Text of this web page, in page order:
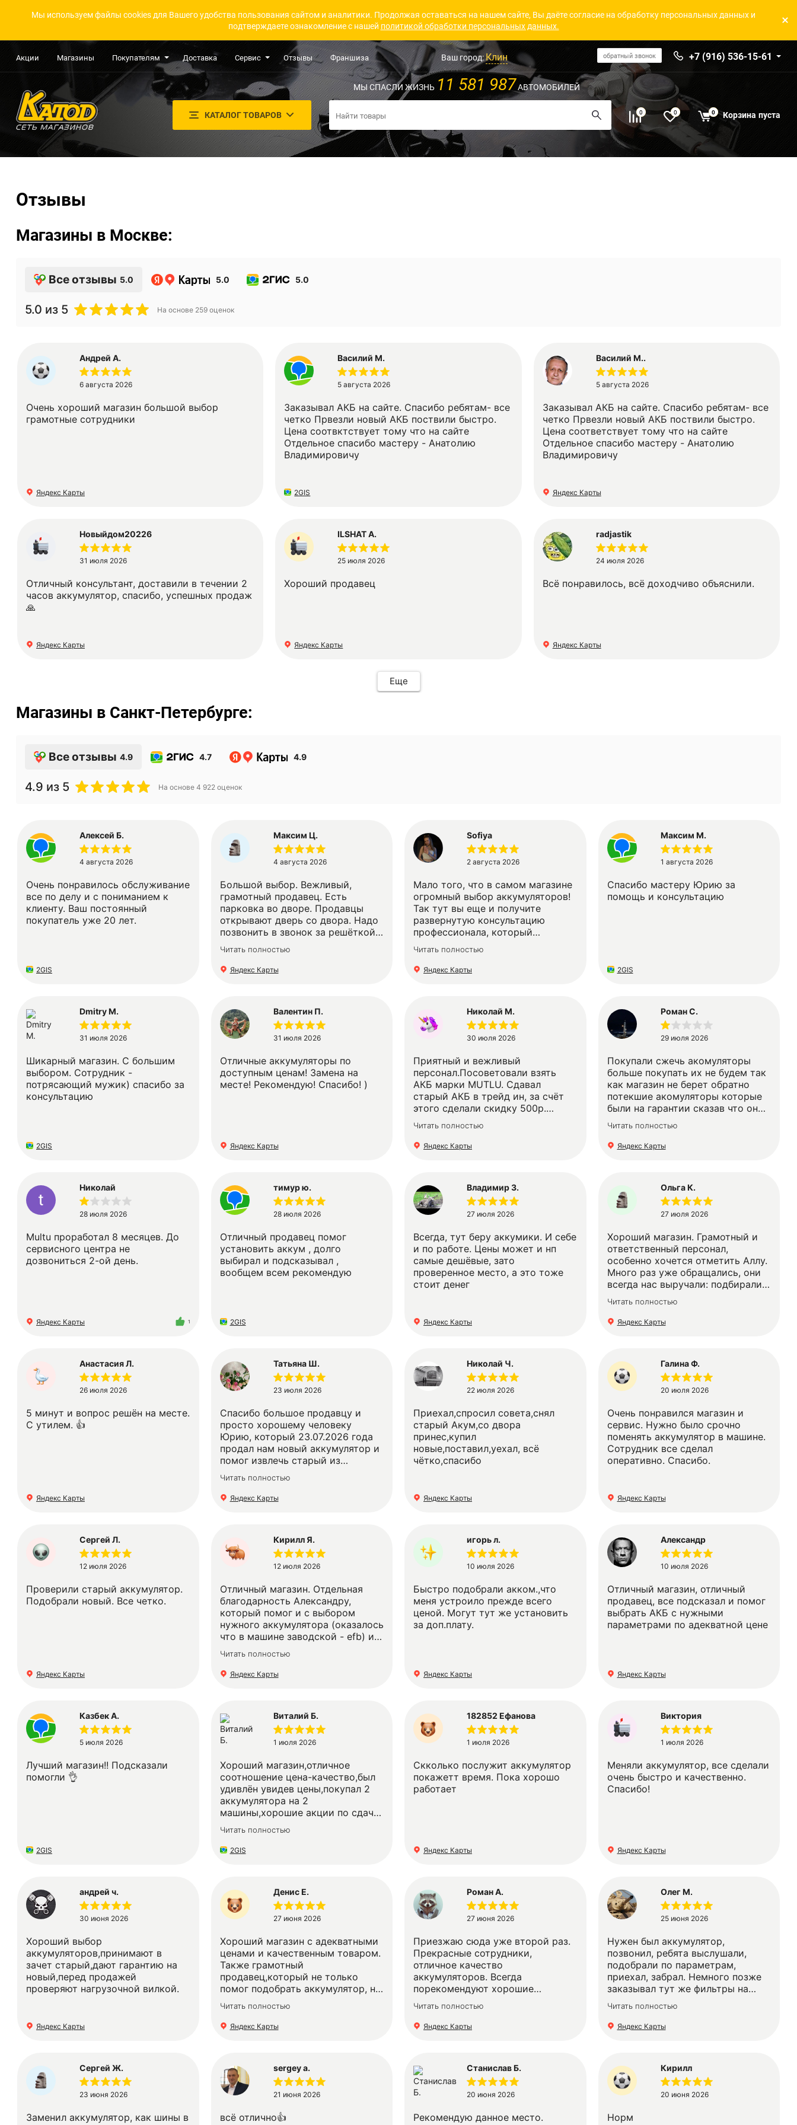
Мы используем файлы cookies для Вашего удобства пользования сайтом и аналитики. Продолжая оставаться на нашем сайте, Вы даёте согласие на обработку персональных данных и
подтверждаете ознакомление с нашей политикой обработки персональных данных.
Акции Магазины Покупателям Доставка Сервис Отзывы Франшиза Ваш город:Клин обратный звонок +7 (916) 536-15-61
КАТАЛОГ ТОВАРОВ
МЫ СПАСЛИ ЖИЗНЬ 11 581 987АВТОМОБИЛЕЙ
0 0 0 Корзина пуста
Отзывы
Магазины в Москве:
Все отзывы 5.0 5.0 5.0
5.0 из 5 На основе 259 оценок
Андрей А.
6 августа 2026
Очень хороший магазин большой выбор
грамотные сотрудники
Яндекс Карты
Василий М.
5 августа 2026
Заказывал АКБ на сайте. Спасибо ребятам- все
четко Првезли новый АКБ поствили быстро.
Цена соотвктствует тому что на сайте
Отдельное спасибо мастеру - Анатолию
Владимировичу
2GIS
Василий М..
5 августа 2026
Заказывал АКБ на сайте. Спасибо ребятам- все
четко Првезли новый АКБ поствили быстро.
Цена соответствует тому что на сайте
Отдельное спасибо мастеру - Анатолию
Владимировичу
Яндекс Карты
Новыйдом20226
31 июля 2026
Отличный консультант, доставили в течении 2
часов аккумулятор, спасибо, успешных продаж
🙏
Яндекс Карты
ILSHAT A.
25 июля 2026
Хороший продавец
Яндекс Карты
radjastik
24 июля 2026
Всё понравилось, всё доходчиво объяснили.
Яндекс Карты
Еще
Магазины в Санкт-Петербурге:
Все отзывы 4.9 4.7 4.9
4.9 из 5 На основе 4 922 оценок
Алексей Б.
4 августа 2026
Очень понравилось обслуживание
все по делу и с пониманием к
клиенту. Ваш постоянный
покупатель уже 20 лет.
2GIS
Максим Ц.
4 августа 2026
Большой выбор. Вежливый,
грамотный продавец. Есть
парковка во дворе. Продавцы
открывают дверь со двора. Надо
позвонить в звонок за решёткой.
СПАСИБО....
Читать полностью
Яндекс Карты
Sofiya
2 августа 2026
Мало того, что в самом магазине
огромный выбор аккумуляторов!
Так тут вы еще и получите
развернутую консультацию
профессионала, который
разбирается в своём товаре и в
том, для чего именно вам
пригодится тот или иной
профессионализм!!! Уважаемые
собственники сети, в вашем
магазине на Стачек, лучшее лицо
рекомендую эту сеть и именно
Юрия Шапкина!!!
Читать полностью
Яндекс Карты
Максим М.
1 августа 2026
Спасибо мастеру Юрию за
помощь и консультацию
2GIS
Dmitry M.
31 июля 2026
Шикарный магазин. С большим
выбором. Сотрудник -
потрясающий мужик) спасибо за
консультацию
2GIS
Валентин П.
31 июля 2026
Отличные аккумуляторы по
доступным ценам! Замена на
месте! Рекомендую! Спасибо! )
Яндекс Карты
Николай М.
30 июля 2026
Приятный и вежливый
персонал.Посоветовали взять
АКБ марки MUTLU. Сдавал
старый АКБ в трейд ин, за счёт
этого сделали скидку 500р.
Бесплатно поменяли старый АКБ
на новый под капотом авто. Дали
гарантию 2 года и бесплатные
Читать полностью
Яндекс Карты
Роман С.
29 июля 2026
Покупали сжечь акомуляторы
больше покупать их не будем так
как магазин не берет обратно
потекшие акомуляторы которые
были на гарантии сказав что они
не дорогие … смешно да и толку
…
Читать полностью
Яндекс Карты
Николай
28 июля 2026
Multu проработал 8 месяцев. До
сервисного центра не
дозвониться 2-ой день.
Яндекс Карты 1
тимур ю.
28 июля 2026
Отличный продавец помог
установить аккум , долго
выбирал и подсказывал ,
вообщем всем рекомендую
2GIS
Владимир З.
27 июля 2026
Всегда, тут беру аккумики. И себе
и по работе. Цены может и нп
самые дешёвые, зато
проверенное место, а это тоже
стоит денег
Яндекс Карты
Ольга К.
27 июля 2026
Хороший магазин. Грамотный и
ответственный персонал,
особенно хочется отметить Аллу.
Много раз уже обращались, они
всегда нас выручали: подбирали
качественный и подходящий по
всем параметрам АКБ
Читать полностью
Яндекс Карты
Анастасия Л.
26 июля 2026
5 минут и вопрос решён на месте.
С утилем. 👍
Яндекс Карты
Татьяна Ш.
23 июля 2026
Спасибо большое продавцу и
просто хорошему человеку
Юрию, который 23.07.2026 года
продал нам новый аккумулятор и
помог извлечь старый из
машины. Человек с высокой
экспертизой и лучшими
человеческими качествами!
Читать полностью
Яндекс Карты
Николай Ч.
22 июля 2026
Приехал,спросил совета,снял
старый Акум,со двора
принес,купил
новые,поставил,уехал, всё
чётко,спасибо
Яндекс Карты
Галина Ф.
20 июля 2026
Очень понравился магазин и
сервис. Нужно было срочно
поменять аккумулятор в машине.
Сотрудник все сделал
оперативно. Спасибо.
Яндекс Карты
Сергей Л.
12 июля 2026
Проверили старый аккумулятор.
Подобрали новый. Все четко.
Яндекс Карты
Кирилл Я.
12 июля 2026
Отличный магазин. Отдельная
благодарность Александру,
который помог и с выбором
нужного аккумулятора (оказалось
что в машине заводской - efb) и
что немаловажно, с установкой.
Так что теперь если нужен будет
аккумулятор, то только сюда.
Читать полностью
Яндекс Карты
игорь л.
10 июля 2026
Быстро подобрали акком.,что
меня устроило прежде всего
ценой. Могут тут же установить
за доп.плату.
Яндекс Карты
Александр
10 июля 2026
Отличный магазин, отличный
продавец, все подсказал и помог
выбрать АКБ с нужными
параметрами по адекватной цене
Яндекс Карты
Казбек А.
5 июля 2026
Лучший магазин!! Подсказали
помогли 👌
2GIS
Виталий Б.
1 июля 2026
Хороший магазин,отличное
соотношение цена-качество,был
удивлён увидев цены,покупал 2
аккумулятора на 2
машины,хорошие акции по сдаче
старых
аккумуляторов,аккумуляторы
брал с запасом мощности ,вышло
Читать полностью
2GIS
182852 Ефанова
1 июля 2026
Скколько послужит аккумулятор
покажетт время. Пока хорошо
работает
Яндекс Карты
Виктория
1 июля 2026
Меняли аккумулятор, все сделали
очень быстро и качественно.
Спасибо!
Яндекс Карты
андрей ч.
30 июня 2026
Хороший выбор
аккумуляторов,принимают в
зачет старый,дают гарантию на
новый,перед продажей
проверяют нагрузочной вилкой.
Яндекс Карты
Денис Е.
27 июня 2026
Хороший магазин с адекватными
ценами и качественным товаром.
Также грамотный
продавец,который не только
помог подобрать аккумулятор, но
и бесплатно снял старый (старые
могут взять в зачет) и поставил
новый!!! Огромное вам спасибо!!!
Читать полностью
Яндекс Карты
Роман А.
27 июня 2026
Приезжаю сюда уже второй раз.
Прекрасные сотрудники,
отличное качество
аккумуляторов. Всегда
порекомендуют хорошие
варианты, ну и потом на деле
можно убедиться, что это нк
просто слова. Спасибо ребятам
Читать полностью
Яндекс Карты
Олег М.
25 июня 2026
Нужен был аккумулятор,
позвонил, ребята выслушали,
подобрали по параметрам,
приехал, забрал. Немного позже
заказывал тут же фильтры на
авто, по телеграм отправил ВИН
код автомобиля, через пару дней
забрал заказ. Всё было подобрано
Рекомендую! 👍
Читать полностью
Яндекс Карты
Сергей Ж.
23 июня 2026
Заменил аккумулятор, как шины в
sergey a.
21 июня 2026
всë отлично👍
Станислав Б.
20 июня 2026
Рекомендую данное место.
Кирилл
20 июня 2026
Норм